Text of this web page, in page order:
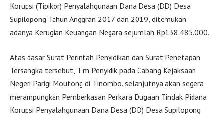
Korupsi (Tipikor) Penyalahgunaan Dana Desa (DD) Desa
Supilopong Tahun Anggran 2017 dan 2019, ditemukan
adanya Kerugian Keuangan Negara sejumlah Rp138.485.000.
Atas dasar Surat Perintah Penyidikan dan Surat Penetapan
Tersangka tersebut, Tim Penyidik pada Cabang Kejaksaan
Negeri Parigi Moutong di Tinombo. selanjutnya akan segera
merampungkan Pemberkasan Perkara Dugaan Tindak Pidana
Korupsi Penyalahgunaan Dana Desa (DD) Desa Supilopong